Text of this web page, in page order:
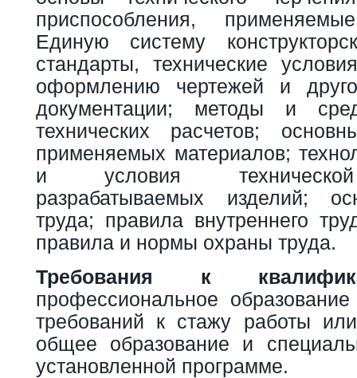
приспособления,
Единую систему
стандарты, технические
оформлению чертежей и
документации; методы и
технических расчетов;
применяемых материалов;
и условия технической
разрабатываемых изделий;
труда; правила внутреннего
правила и нормы охраны труда.
Требования к
профессиональное
требований к стажу работы
общее образование и
установленной программе.